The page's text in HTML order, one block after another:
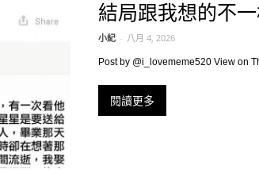
結局跟我想的不一
小紀 - 八月 4, 2026
Post by @i_lovememe520 View on
閱讀更多